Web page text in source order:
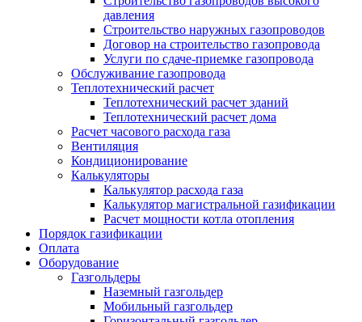
давления
Строительство наружных газопроводов
Договор на строительство газопровода
Услуги по сдаче-приемке газопровода
Обслуживание газопровода
Теплотехнический расчет
Теплотехнический расчет зданий
Теплотехнический расчет дома
Расчет часового расхода газа
Вентиляция
Кондиционирование
Калькуляторы
Калькулятор расхода газа
Калькулятор магистральной газификации
Расчет мощности котла отопления
Порядок газификации
Оплата
Оборудование
Газгольдеры
Наземный газгольдер
Мобильный газгольдер